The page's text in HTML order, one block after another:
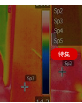
特集